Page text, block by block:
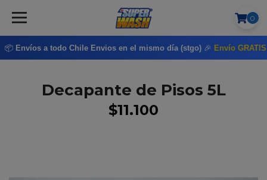
📦 Envíos a todo Chile Envios en el mismo día (stgo) 🎉 Envío
0
Decapante de Pisos 5L
$11.100